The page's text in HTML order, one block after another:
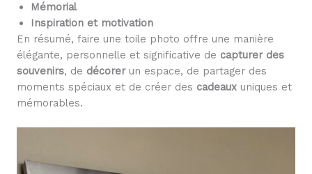
Mémorial
Inspiration et motivation
En résumé, faire une toile photo offre une manière
élégante, personnelle et significative de capturer des
souvenirs, de décorer un espace, de partager des
moments spéciaux et de créer des cadeaux uniques et
mémorables.